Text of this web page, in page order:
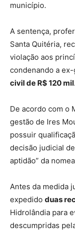
município.
A sentença,
Santa Quitéria,
violação aos
condenando a
civil de R$ 120 mil.
De acordo com o
gestão de Ires
possuir
decisão judicial
aptidão” da
Antes da medida
expedido duas
Hidrolândia para
descumpridas